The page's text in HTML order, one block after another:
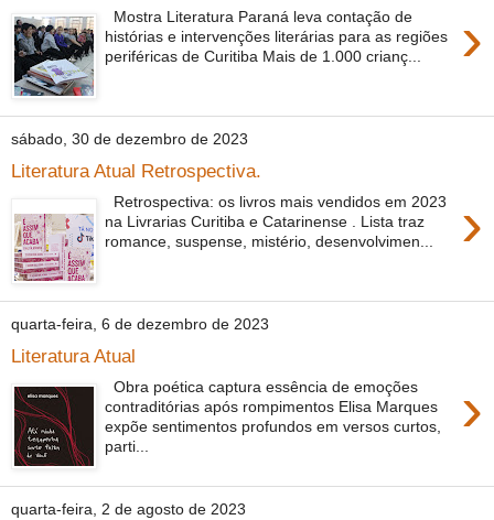
›
Mostra Literatura Paraná leva contação de
histórias e intervenções literárias para as regiões
periféricas de Curitiba Mais de 1.000 crianç...
sábado, 30 de dezembro de 2023
Literatura Atual Retrospectiva.
›
Retrospectiva: os livros mais vendidos em 2023
na Livrarias Curitiba e Catarinense . Lista traz
romance, suspense, mistério, desenvolvimen...
quarta-feira, 6 de dezembro de 2023
Literatura Atual
›
Obra poética captura essência de emoções
contraditórias após rompimentos Elisa Marques
expõe sentimentos profundos em versos curtos,
parti...
quarta-feira, 2 de agosto de 2023